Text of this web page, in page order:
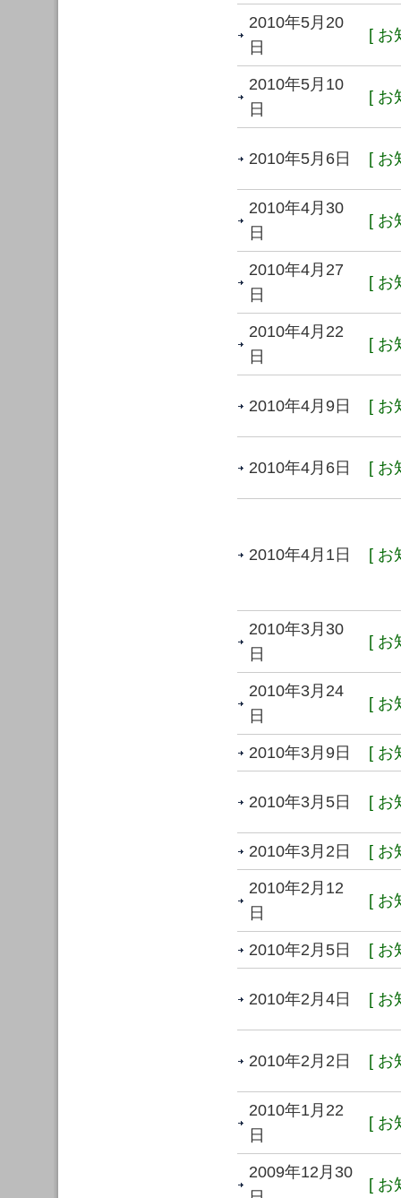
2010年5月20
日
[ お
2010年5月10
日
[ お
2010年5月6日 [ お
2010年4月30
日
[ お
2010年4月27
日
[ お
2010年4月22
日
[ お
2010年4月9日 [ お
2010年4月6日 [ お
2010年4月1日 [ お
2010年3月30
日
[ お
2010年3月24
日
[ お
2010年3月9日 [ お
2010年3月5日 [ お
2010年3月2日 [ お
2010年2月12
日
[ お
2010年2月5日 [ お
2010年2月4日 [ お
2010年2月2日 [ お
2010年1月22
日
[ お
2009年12月30
[ お